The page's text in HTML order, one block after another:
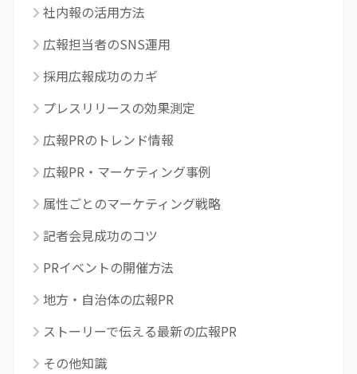
社内報の活用方法
広報担当者のSNS運用
採用広報成功のカギ
プレスリリースの効果測定
広報PRのトレンド情報
広報PR・マーケティング事例
属性ごとのマーケティング戦略
記者会見成功のコツ
PRイベントの開催方法
地方・自治体の広報PR
ストーリーで伝える最新の広報PR
その他知識